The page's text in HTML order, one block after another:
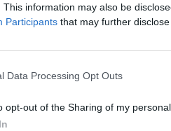
This information may also be
Participants that may further
Data Processing Opt Outs
opt-out of the Sharing of my personal
proto obrátila na starostu Jana
se výběru zhotovitele
zasedání dne 28. ledna
Trigema Building, který byl
v něm odmítá závěry